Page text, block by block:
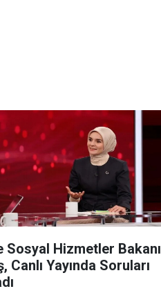
Sosyal Hizmetler Bakanı
Canlı Yayında Soruları